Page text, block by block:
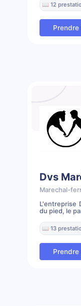
📖 12
Dvs
Marechal-
L'entreprise
du pied, le
📖 13